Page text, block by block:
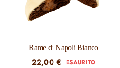
Rame di Napoli Bianco
22,00€ ESAURITO